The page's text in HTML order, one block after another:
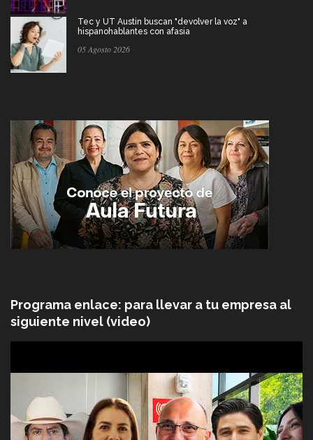
Tec y UT Austin buscan "devolver la voz" a
hispanohablantes con afasia
05 Agosto 2026
Programa enlace: para llevar a tu empresa al
siguiente nivel (video)